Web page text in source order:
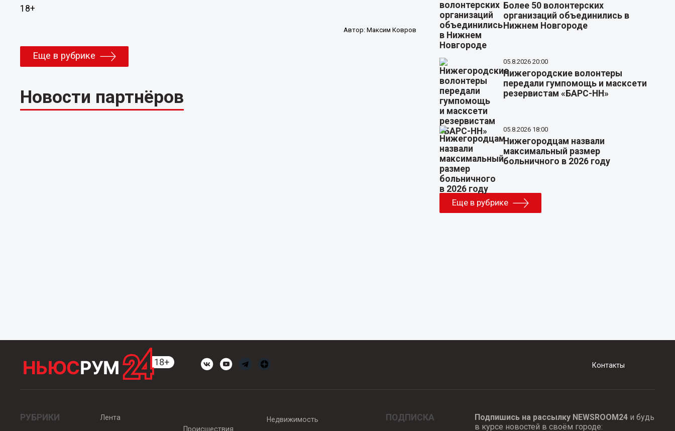
18+
Автор: Максим Ковров
Еще в рубрике
Новости партнёров
Более 50 волонтерских
организаций объединились в
Нижнем Новгороде
05.8.2026 20:00
Нижегородские волонтеры
передали гумпомощь и масксети
резервистам «БАРС-НН»
05.8.2026 18:00
Нижегородцам назвали
максимальный размер
больничного в 2026 году
Еще в рубрике
Контакты
РУБРИКИ
Лента
Происшествия
Недвижимость ПОДПИСКА Подпишись на рассылку NEWSROOM24и будь
в курсе новостей в своём городе: